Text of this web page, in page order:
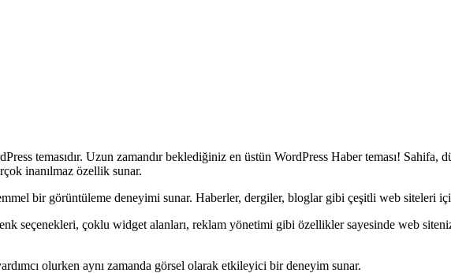
temasıdır. Uzun zamandır beklediğiniz en üstün WordPress Haber teması! Sahifa,
inanılmaz özellik sunar.
bir görüntüleme deneyimi sunar. Haberler, dergiler, bloglar gibi çeşitli web siteleri
seçenekleri, çoklu widget alanları, reklam yönetimi gibi özellikler sayesinde web
olurken aynı zamanda görsel olarak etkileyici bir deneyim sunar.